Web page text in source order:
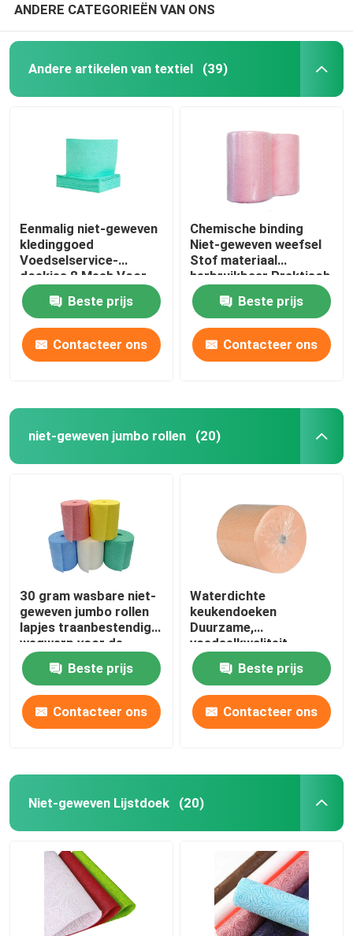
nat veegt af
ANDERE CATEGORIEËN VAN ONS
Andere artikelen van textiel (39)
Eenmalig niet-geweven
kledinggoed
Voedselservice-
doekjes 8 Mesh Voor
schotel
Beste prijs
Contacteer ons
Chemische binding
Niet-geweven weefsel
Stof materiaal
herbruikbaar Praktisch
Beste prijs
Contacteer ons
niet-geweven jumbo rollen (20)
30 gram wasbare niet-
geweven jumbo rollen
lapjes traanbestendig
wegwerp voor de
keuken
Beste prijs
Contacteer ons
Waterdichte
keukendoeken
Duurzame,
voedselkwaliteit
wegwerphanddoeken
Beste prijs
Contacteer ons
Niet-geweven Lijstdoek (20)